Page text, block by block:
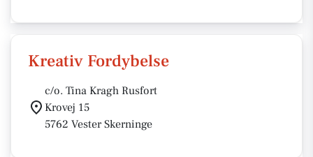
Kreativ Fordybelse
c/o. Tina Kragh Rusfort
Krovej 15
5762 Vester Skerninge